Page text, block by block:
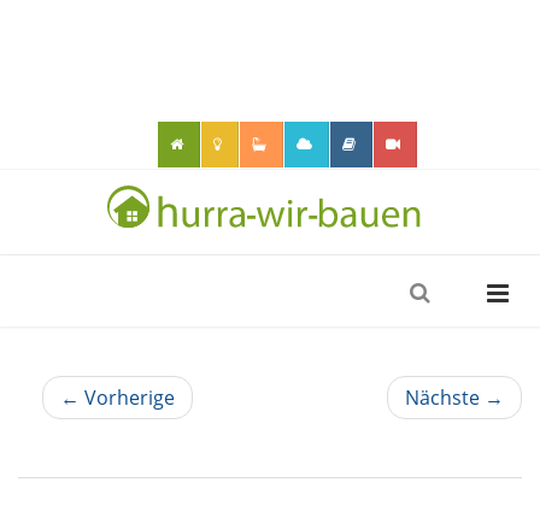
← Vorherige Nächste →